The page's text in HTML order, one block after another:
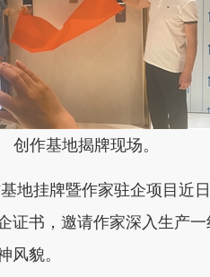
作基地揭牌现场。
挂牌暨作家驻企项目近日
证书，邀请作家深入生产
风貌。